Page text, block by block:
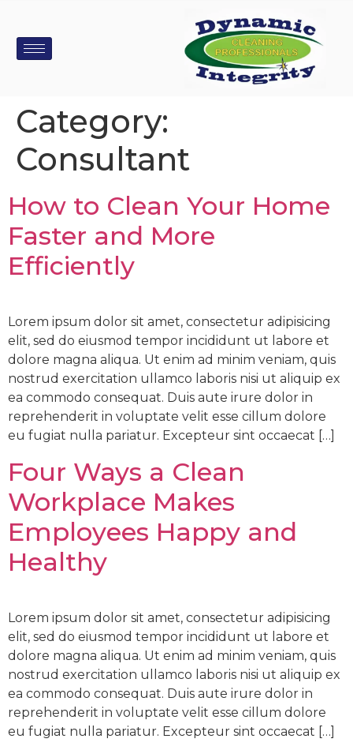
Category:
Consultant
How to Clean Your Home
Faster and More
Efficiently
Lorem ipsum dolor sit amet, consectetur adipisicing
elit, sed do eiusmod tempor incididunt ut labore et
dolore magna aliqua. Ut enim ad minim veniam, quis
nostrud exercitation ullamco laboris nisi ut aliquip ex
ea commodo consequat. Duis aute irure dolor in
reprehenderit in voluptate velit esse cillum dolore
eu fugiat nulla pariatur. Excepteur sint occaecat […]
Four Ways a Clean
Workplace Makes
Employees Happy and
Healthy
Lorem ipsum dolor sit amet, consectetur adipisicing
elit, sed do eiusmod tempor incididunt ut labore et
dolore magna aliqua. Ut enim ad minim veniam, quis
nostrud exercitation ullamco laboris nisi ut aliquip ex
ea commodo consequat. Duis aute irure dolor in
reprehenderit in voluptate velit esse cillum dolore
eu fugiat nulla pariatur. Excepteur sint occaecat […]